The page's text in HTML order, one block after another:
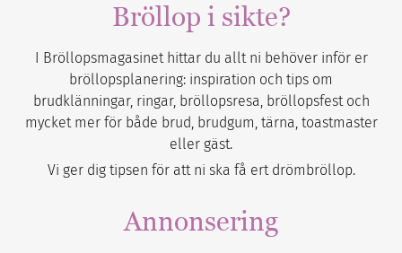
Bröllop i sikte?
I Bröllopsmagasinet hittar du allt ni behöver inför er
bröllopsplanering: inspiration och tips om
brudklänningar, ringar, bröllopsresa, bröllopsfest och
mycket mer för både brud, brudgum, tärna, toastmaster
eller gäst.
Vi ger dig tipsen för att ni ska få ert drömbröllop.
Annonsering